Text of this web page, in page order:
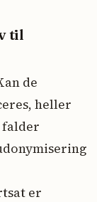
til
de
heller
falder
er